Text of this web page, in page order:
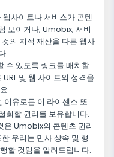
사이트나 서비스가 콘텐
보이거나, Umobix, 서비
의 지적 재산을 다른 웹사
.
수 있도록 링크를 배치할
및 웹 사이트의 성격을
.
유로든 이 라이센스 또
회할 권리를 보유합니다.
은 Umobix의 콘텐츠 권리
우리는 민사 상속 및 형
할 것임을 알려드립니다.